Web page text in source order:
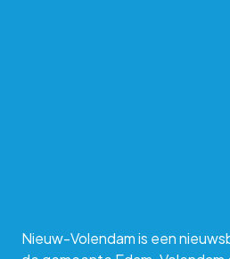
Nieuw-Volendam is een